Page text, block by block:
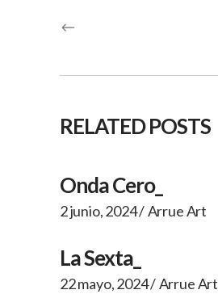
RELATED POSTS
Onda Cero_
2 junio, 2024 Arrue Art
La Sexta_
22 mayo, 2024 Arrue Art